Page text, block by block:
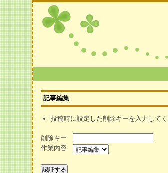
記事編集
投稿時に設定した削除キーを入力してく
削除キー
作業内容